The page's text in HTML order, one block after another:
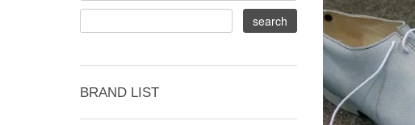
BRAND LIST